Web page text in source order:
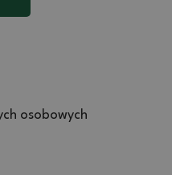
osobowych